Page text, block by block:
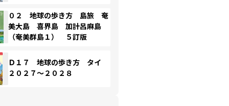
０２ 地球の歩き方 島旅 奄
美大島 喜界島 加計呂麻島
（奄美群島１） ５訂版
Ｄ１７ 地球の歩き方 タイ
２０２７～２０２８